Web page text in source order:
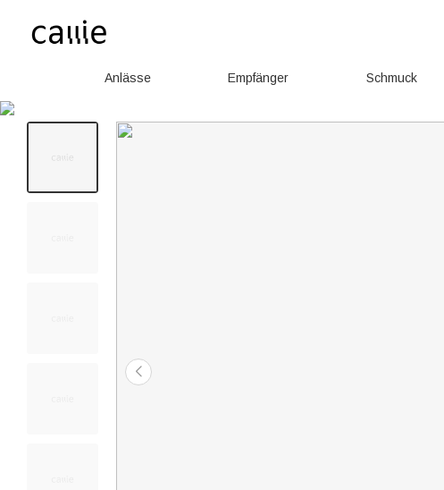
Anlässe Empfänger Schmuck